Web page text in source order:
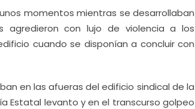
momentos mientras se desarrollaban
agredieron con lujo de violencia a los
cuando se disponían a concluir con
en las afueras del edificio sindical de la
Estatal levanto y en el transcurso golpeo